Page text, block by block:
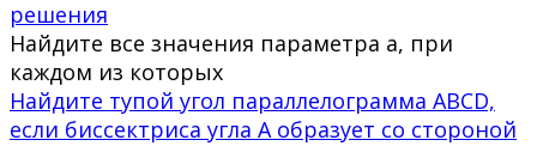
решения
Найдите все значения параметра а, при
каждом из которых
Найдите тупой угол параллелограмма ABCD,
если биссектриса угла A образует со стороной